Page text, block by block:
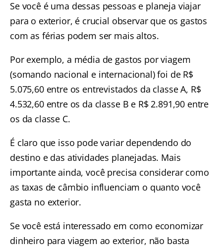
Se você é uma dessas pessoas e planeja viajar
para o exterior, é crucial observar que os gastos
com as férias podem ser mais altos.
Por exemplo, a média de gastos por viagem
(somando nacional e internacional) foi de R$
5.075,60 entre os entrevistados da classe A, R$
4.532,60 entre os da classe B e R$ 2.891,90 entre
os da classe C.
É claro que isso pode variar dependendo do
destino e das atividades planejadas. Mais
importante ainda, você precisa considerar como
as taxas de câmbio influenciam o quanto você
gasta no exterior.
Se você está interessado em como economizar
dinheiro para viagem ao exterior, não basta